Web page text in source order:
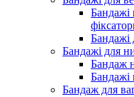
Бандажі
Бандажі
Бандажі для
Бандаж
Бандажі
Бандаж для